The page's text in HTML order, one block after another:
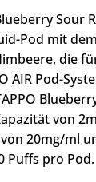
Sour
Pod mit
die
AIR Pod-
von
20mg/ml
Puffs pro Pod.